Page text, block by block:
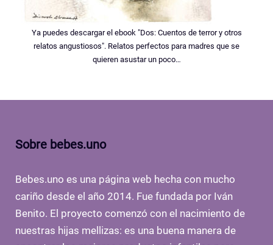
Ya puedes descargar el ebook "Dos: Cuentos de terror y otros
relatos angustiosos". Relatos perfectos para madres que se
quieren asustar un poco…
Sobre bebes.uno
Bebes.uno es una página web hecha con mucho
cariño desde el año 2014. Fue fundada por Iván
Benito. El proyecto comenzó con el nacimiento de
nuestras hijas mellizas: es una buena manera de